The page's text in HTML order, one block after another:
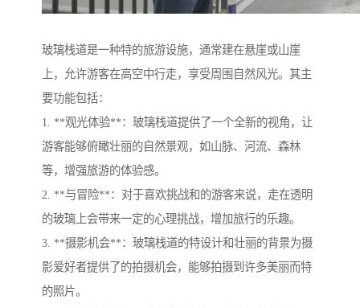
玻璃栈道是一种特的旅游设施，通常建在悬崖或山崖
上，允许游客在高空中行走，享受周围自然风光。其主
要功能包括：
1. **观光体验**：玻璃栈道提供了一个全新的视角，让
游客能够俯瞰壮丽的自然景观，如山脉、河流、森林
等，增强旅游的体验感。
2. **与冒险**：对于喜欢挑战和的游客来说，走在透明
的玻璃上会带来一定的心理挑战，增加旅行的乐趣。
3. **摄影机会**：玻璃栈道的特设计和壮丽的背景为摄
影爱好者提供了的拍摄机会，能够拍摄到许多美丽而特
的照片。